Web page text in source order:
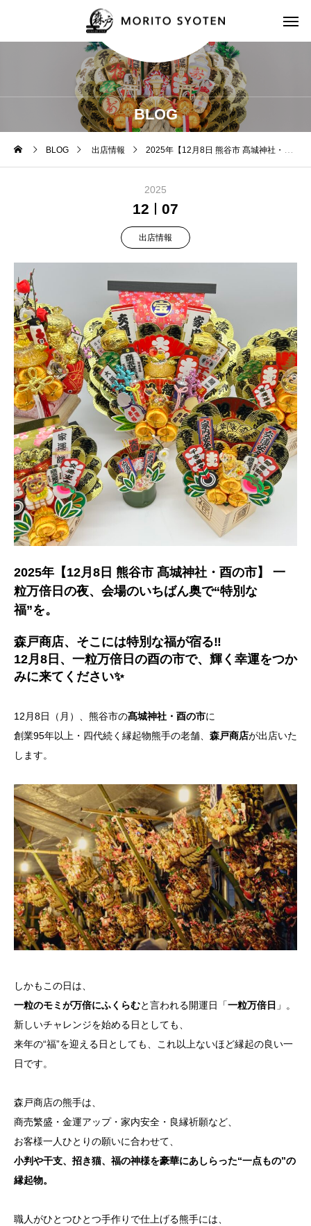
BLOG
BLOG 出店情報 2025年【12月8日 熊谷市 髙城神社・酉の市】 一粒万倍日の夜、会場のいちばん奥で“特別な福”を。
2025
12 07
出店情報
2025年【12月8日 熊谷市 髙城神社・酉の市】 一
粒万倍日の夜、会場のいちばん奥で“特別な
福”を。
森戸商店、そこには特別な福が宿る‼️
12月8日、一粒万倍日の酉の市で、輝く幸運をつか
みに来てください✨
12月8日（月）、熊谷市の髙城神社・酉の市に
創業95年以上・四代続く縁起物熊手の老舗、 森戸商店が出店いた
します。
しかもこの日は、
一粒のモミが万倍にふくらむと言われる開運日「一粒万倍日 」。
新しいチャレンジを始める日としても、
来年の“福”を迎える日としても、これ以上ないほど縁起の良い一
日です。
森戸商店の熊手は、
商売繁盛・金運アップ・家内安全・良縁祈願など、
お客様一人ひとりの願いに合わせて、
小判や干支、招き猫、福の神様を豪華にあしらった“一点もの”の
縁起物。
職人がひとつひとつ手作りで仕上げる熊手には、